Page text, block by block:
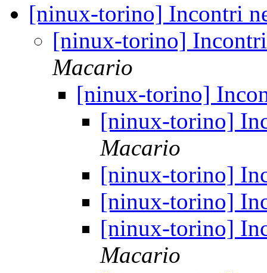
[ninux-torino] Incontri
[ninux-torino]
Macario
[ninux-torino]
[ninux-torino]
Macario
[ninux-torino]
[ninux-torino]
[ninux-torino]
Macario